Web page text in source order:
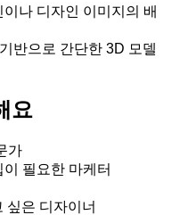
이나 디자인 이미지의 배
반으로 간단한 3D 모델
요
가
필요한 마케터
싶은 디자이너